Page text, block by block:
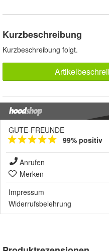
Kurzbeschreibung
Kurzbeschreibung folgt.
GUTE-FREUNDE
99% positiv
Anrufen
Merken
Impressum
Widerrufsbelehrung